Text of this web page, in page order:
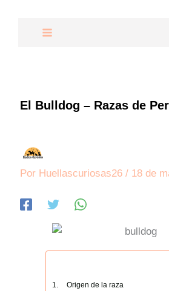
El Bulldog – Razas de
Por Huellascuriosas26/ 18 de
Origen de la raza